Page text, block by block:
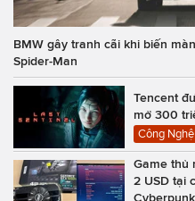
BMW gây tranh cãi khi biến
Spider-Man
Tencent
mở 300
Công Nghệ
Game thủ
2 USD tại